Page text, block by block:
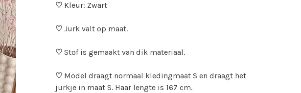
♡ Kleur: Zwart
♡ Jurk valt op maat.
♡ Stof is gemaakt van dik materiaal.
♡ Model draagt normaal kledingmaat S en draagt het
jurkje in maat S. Haar lengte is 167 cm.